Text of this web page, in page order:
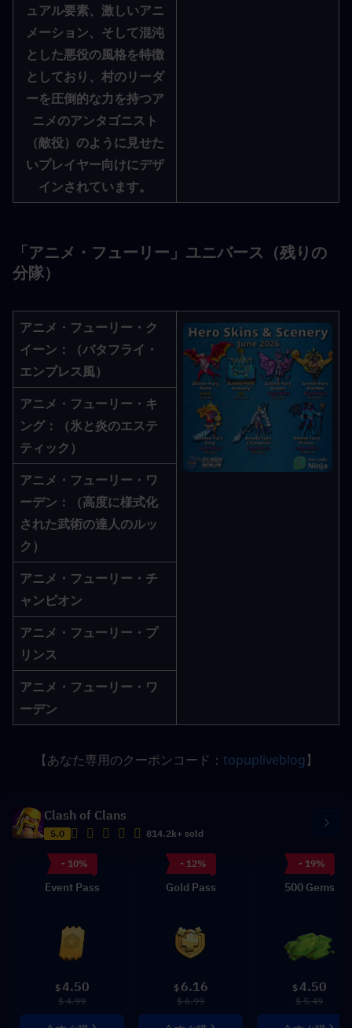
ュアル要素、激しいアニ
メーション、そして混沌
とした悪役の風格を特徴
としており、村のリーダ
ーを圧倒的な力を持つア
ニメのアンタゴニスト
（敵役）のように見せた
いプレイヤー向けにデザ
インされています。
「アニメ・フューリー」ユニバース（残りの
分隊）
アニメ・フューリー・ク
イーン ：（バタフライ・
エンプレス風）
アニメ・フューリー・キ
ング：（氷と炎のエステ
ティック）
アニメ・フューリー・ワ
ーデン ：（高度に様式化
された武術の達人のルッ
ク）
アニメ・フューリー・チ
ャンピオン
アニメ・フューリー・プ
リンス
アニメ・フューリー・ワ
ーデン
【あなた専用のクーポンコード： topupliveblog】
Clash of Clans
5.0 814.2k+ sold
- 10%
Event Pass
$4.50
$ 4.99
- 12%
Gold Pass
$ 6.16
$ 6.99
- 19%
500 Gems
$4.50
$ 5.49